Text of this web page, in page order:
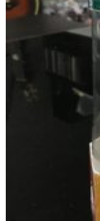
ク
塗
（タ
カ
ラ
料：